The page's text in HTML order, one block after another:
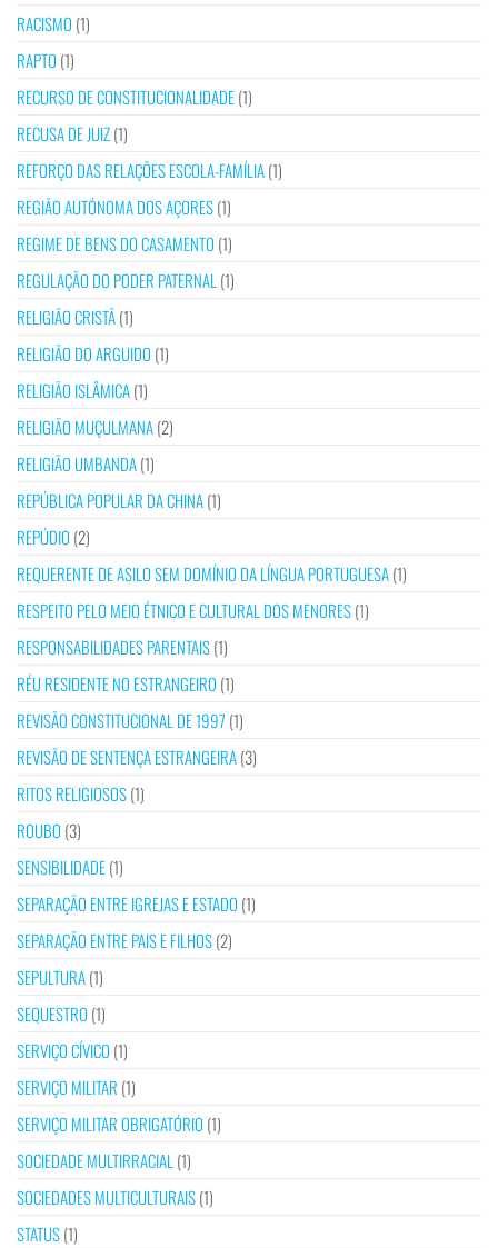
RACISMO (1)
RAPTO (1)
RECURSO DE CONSTITUCIONALIDADE(1)
RECUSA DE JUIZ(1)
REFORÇO DAS RELAÇÕES ESCOLA-FAMÍLIA(1)
REGIÃO AUTÓNOMA DOS AÇORES(1)
REGIME DE BENS DO CASAMENTO (1)
REGULAÇÃO DO PODER PATERNAL(1)
RELIGIÃO CRISTÃ(1)
RELIGIÃO DO ARGUIDO (1)
RELIGIÃO ISLÂMICA(1)
RELIGIÃO MUÇULMANA(2)
RELIGIÃO UMBANDA(1)
REPÚBLICA POPULAR DA CHINA(1)
REPÚDIO (2)
REQUERENTE DE ASILO SEM DOMÍNIO DA LÍNGUA PORTUGUESA(1)
RESPEITO PELO MEIO ÉTNICO E CULTURAL DOS MENORES(1)
RESPONSABILIDADES PARENTAIS(1)
RÉU RESIDENTE NO ESTRANGEIRO (1)
REVISÃO CONSTITUCIONAL DE 1997 (1)
REVISÃO DE SENTENÇA ESTRANGEIRA(3)
RITOS RELIGIOSOS(1)
ROUBO (3)
SENSIBILIDADE(1)
SEPARAÇÃO ENTRE IGREJAS E ESTADO (1)
SEPARAÇÃO ENTRE PAIS E FILHOS(2)
SEPULTURA(1)
SEQUESTRO (1)
SERVIÇO CÍVICO (1)
SERVIÇO MILITAR (1)
SERVIÇO MILITAR OBRIGATÓRIO (1)
SOCIEDADE MULTIRRACIAL(1)
SOCIEDADES MULTICULTURAIS(1)
STATUS(1)